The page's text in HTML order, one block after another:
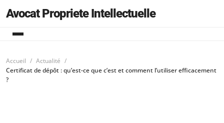
Avocat Propriete Intellectuelle
Accueil
Actualité
Certificat de dépôt : qu’est-ce que c’est et comment l’utiliser efficacement
?